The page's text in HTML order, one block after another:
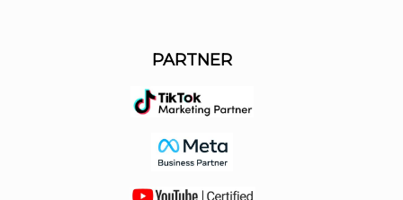
PARTNER